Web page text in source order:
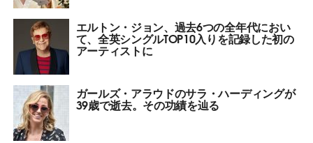
エルトン・ジョン、過去6つの全年代におい
て、全英シングルTOP10入りを記録した初の
アーティストに
ガールズ・アラウドのサラ・ハーディングが
39歳で逝去。その功績を辿る